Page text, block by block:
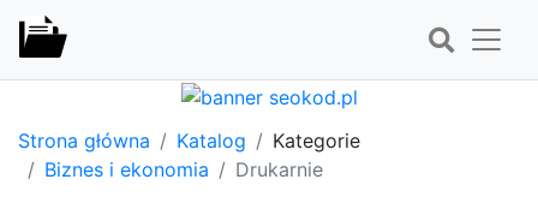
Strona główna Katalog
Kategorie
Biznes i ekonomia
Drukarnie